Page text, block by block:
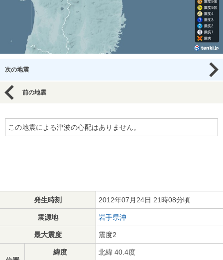
次の地震
前の地震
この地震による津波の心配はありません。
発生時刻 2012年07月24日 21時08分頃
震源地 岩手県沖
最大震度 震度2
緯度 北緯 40.4度